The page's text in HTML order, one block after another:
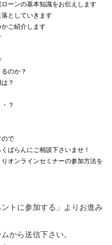
ーンの基本知識をお伝えします
としていきます
ご紹介します
のか？
？
？
ので
ばらんにご相談下さいませ！
オンラインセミナーの参加方法を
トに参加する」よりお進み
から送信下さい。